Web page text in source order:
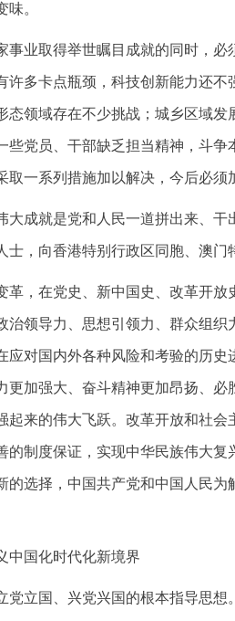
。
事业取得举世瞩目成就的同时，
许多卡点瓶颈，科技创新能力还
态领域存在不少挑战；城乡区域
些党员、干部缺乏担当精神，斗
取一系列措施加以解决，今后必须
大成就是党和人民一道拼出来、
士，向香港特别行政区同胞、澳
革，在党史、新中国史、改革开
治领导力、思想引领力、群众组
应对国内外各种风险和考验的历
更加强大、奋斗精神更加昂扬、
起来的伟大飞跃。改革开放和社
的制度保证，实现中华民族伟大
的选择，中国共产党和中国人民
中国化时代化新境界
党立国、兴党兴国的根本指导思